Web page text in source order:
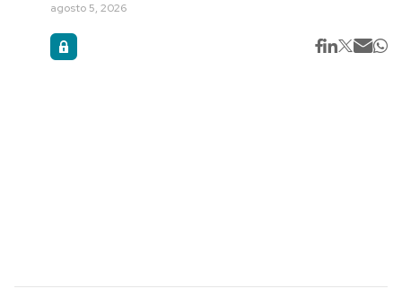
agosto 5, 2026